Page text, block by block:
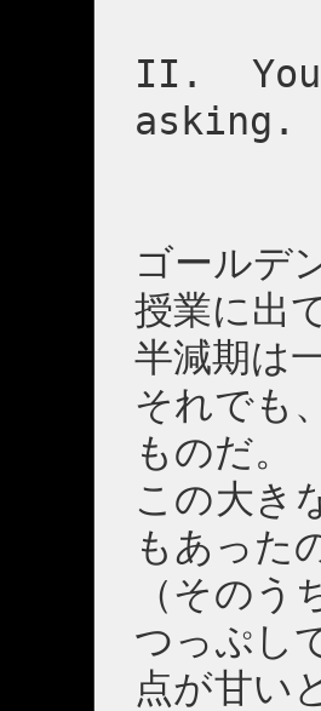
II.
asking.
ゴールデ
授業に出
半減期は
それでも
ものだ。
この大き
もあった
（その
つっぷし
点が甘い